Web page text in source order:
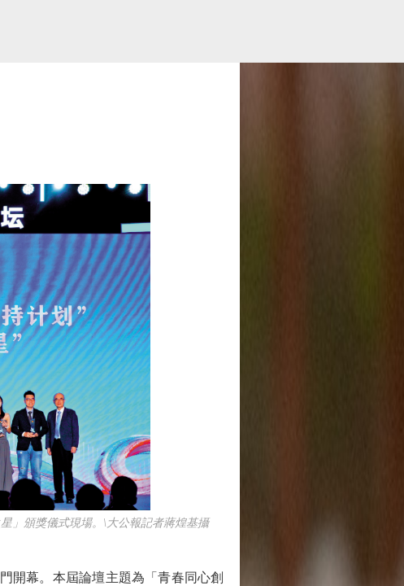
」頒獎儀式現場。\大公報記者蔣煌基攝
幕。本屆論壇主題為「青春同心創